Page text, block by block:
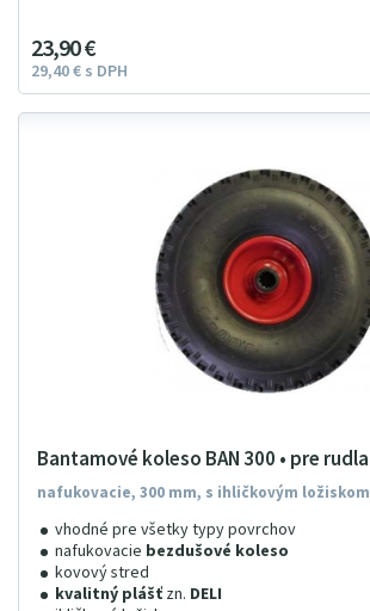
23 90€
29 40€ s DPH
Bantamové koleso BAN 300 • pre rudla
nafukovacie, 300 mm, s ihličkovým ložiskom
vhodné pre všetky typy povrchov
nafukovacie bezdušové koleso
kovový stred
kvalitný plášť zn. DELI